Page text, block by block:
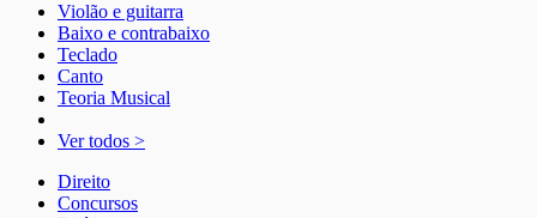
Violão e guitarra
Baixo e contrabaixo
Teclado
Canto
Teoria Musical
Ver todos >
Direito
Concursos